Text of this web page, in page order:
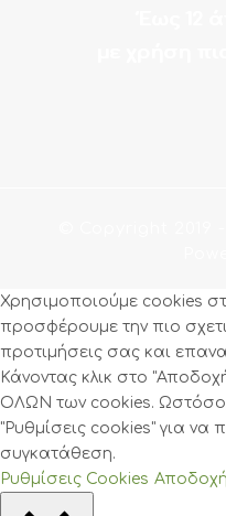
Χρησιμοποιούμε cookies
προσφέρουμε την πιο
προτιμήσεις σας και
Κάνοντας κλικ στο
ΟΛΩΝ των cookies. Ωστόσο,
"Ρυθμίσεις cookies" για να
συγκατάθεση.
Ρυθμίσεις Cookies